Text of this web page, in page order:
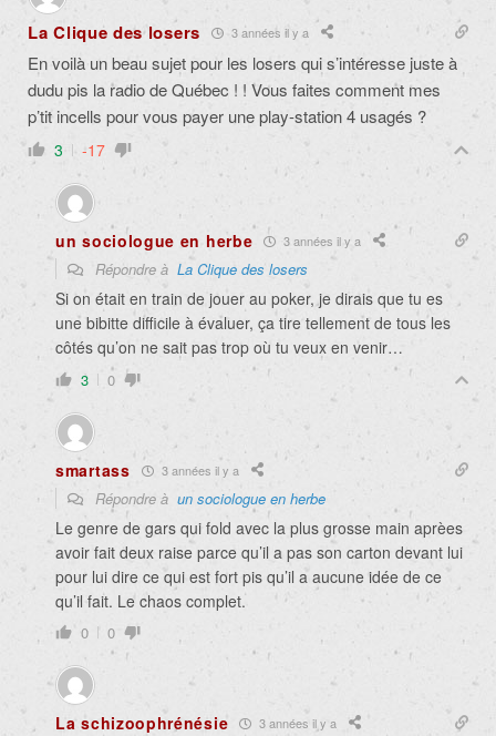
La Clique des losers 3 années il y a
En voilà un beau sujet pour les losers qui s’intéresse juste à
dudu pis la radio de Québec ! ! Vous faites comment mes
p’tit incells pour vous payer une play-station 4 usagés ?
3 -17
un sociologue en herbe 3 années il y a
Répondre à La Clique des losers
Si on était en train de jouer au poker, je dirais que tu es
une bibitte difficile à évaluer, ça tire tellement de tous les
côtés qu’on ne sait pas trop où tu veux en venir…
3 0
smartass 3 années il y a
Répondre à un sociologue en herbe
Le genre de gars qui fold avec la plus grosse main aprèes
avoir fait deux raise parce qu’il a pas son carton devant lui
pour lui dire ce qui est fort pis qu’il a aucune idée de ce
qu’il fait. Le chaos complet.
0 0
La schizoophrénésie 3 années il y a